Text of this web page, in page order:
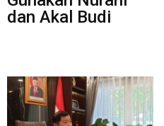
dan Akal Budi